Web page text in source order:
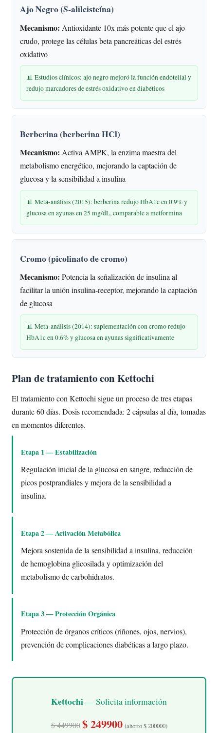
Ajo Negro (S-alilcisteína)
Mecanismo: Antioxidante 10x más potente que el ajo
crudo, protege las células beta pancreáticas del estrés
oxidativo
📊 Estudios clínicos: ajo negro mejoró la función endotelial y
redujo marcadores de estrés oxidativo en diabéticos
Berberina (berberina HCl)
Mecanismo: Activa AMPK, la enzima maestra del
metabolismo energético, mejorando la captación de
glucosa y la sensibilidad a insulina
📊 Meta-análisis (2015): berberina redujo HbA1c en 0.9% y
glucosa en ayunas en 25 mg/dL, comparable a metformina
Cromo (picolinato de cromo)
Mecanismo: Potencia la señalización de insulina al
facilitar la unión insulina-receptor, mejorando la captación
de glucosa
📊 Meta-análisis (2014): suplementación con cromo redujo
HbA1c en 0.6% y glucosa en ayunas significativamente
Plan de tratamiento con Kettochi
El tratamiento con Kettochi sigue un proceso de tres etapas
durante 60 días. Dosis recomendada: 2 cápsulas al día, tomadas
en momentos diferentes.
Etapa 1 — Estabilización
Regulación inicial de la glucosa en sangre, reducción de
picos postprandiales y mejora de la sensibilidad a
insulina.
Etapa 2 — Activación Metabólica
Mejora sostenida de la sensibilidad a insulina, reducción
de hemoglobina glicosilada y optimización del
metabolismo de carbohidratos.
Etapa 3 — Protección Orgánica
Protección de órganos críticos (riñones, ojos, nervios),
prevención de complicaciones diabéticas a largo plazo.
Kettochi— Solicita información
$ 449900 $ 249900 (ahorro $ 200000)